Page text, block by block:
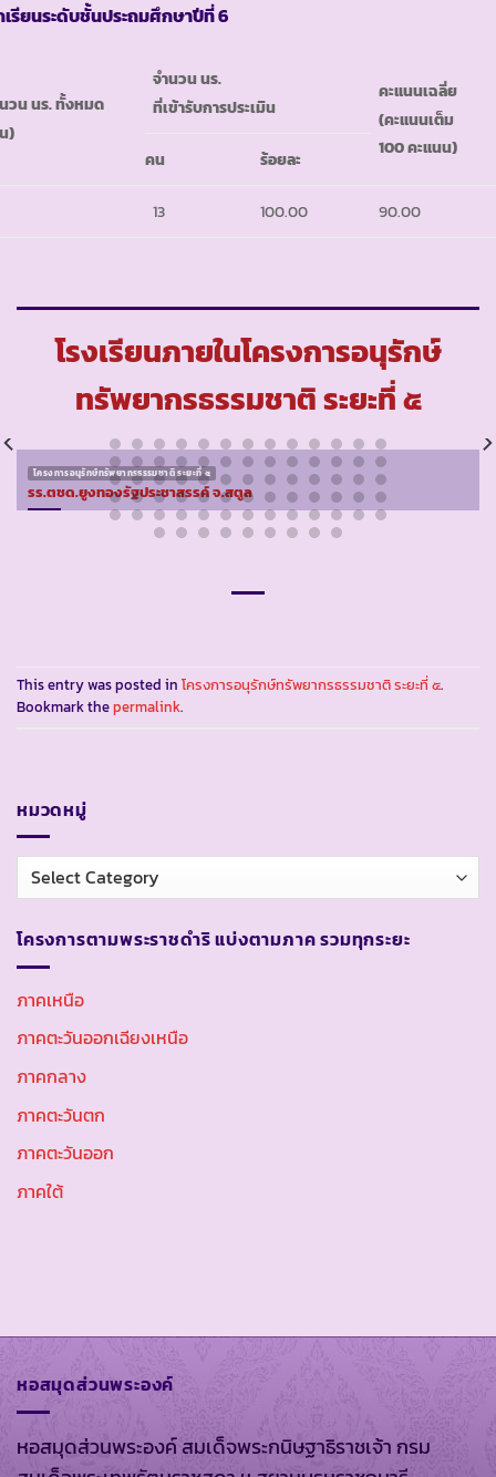
รียนระดับชั้นประถมศึกษาปีที่ 6
วน นร. ทั้งหมด
)
จำนวน นร.
ที่เข้ารับการประเมิน
คะแนนเฉลี่ย
(คะแนนเต็ม
100 คะแนน)
คน ร้อยละ
13 100.00 90.00
โรงเรียนภายในโครงการอนุรักษ์
ทรัพยากรธรรมชาติ ระยะที่ ๕
โครงการอนุรักษ์ทรัพยากรธรรมชาติ ระยะที่ ๕
รร.ตชด.ยูงทองรัฐประชาสรรค์ จ.สตูล
This entry was posted in โครงการอนุรักษ์ทรัพยากรธรรมชาติ ระยะที่ ๕.
Bookmark thepermalink.
หมวดหมู่
หมวด
หมู่
โครงการตามพระราชดำริ แบ่งตามภาค รวมทุกระยะ
ภาคเหนือ
ภาคตะวันออกเฉียงเหนือ
ภาคกลาง
ภาคตะวันตก
ภาคตะวันออก
ภาคใต้
หอสมุดส่วนพระองค์
หอสมุดส่วนพระองค์ สมเด็จพระกนิษฐาธิราชเจ้า กรม